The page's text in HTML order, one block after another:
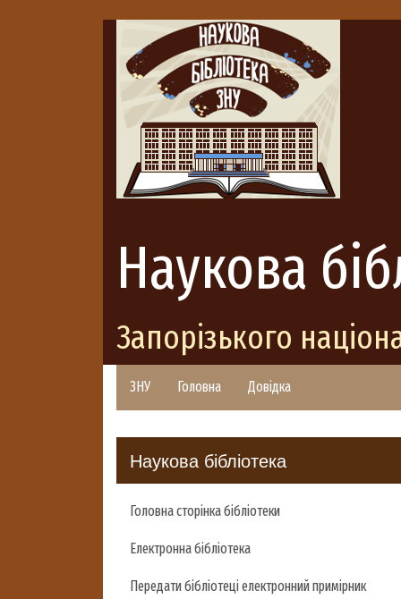
Наукова
Запорізького
ЗНУ Головна Довідка
Наукова бібліотека
Головна сторінка бібліотеки
Електронна бібліотека
Передати бібліотеці електронний примірник